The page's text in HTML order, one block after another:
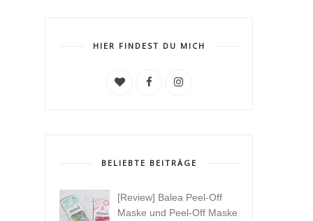
HIER FINDEST DU MICH
BELIEBTE BEITRÄGE
[Review] Balea Peel-Off
Maske und Peel-Off Maske